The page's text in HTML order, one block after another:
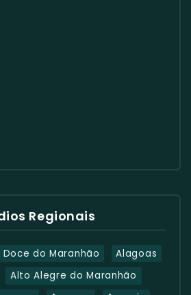
Regionais
Doce do Maranhão
Alagoas
Alto Alegre do Maranhão